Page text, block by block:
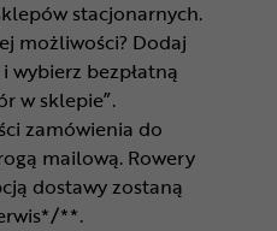
stacjonarnych.
możliwości? Dodaj
wybierz bezpłatną
w sklepie”.
zamówienia do
mailową. Rowery
dostawy zostaną
**.